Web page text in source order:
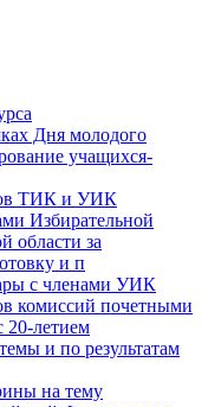
Дня молодого
учащихся-
ТИК и УИК
Избирательной
области за
и п
с членами УИК
комиссий почетными
20-летием
и по результатам
на тему